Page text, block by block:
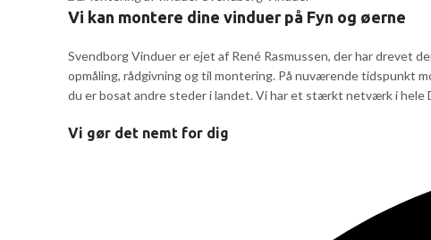
Vi kan montere dine vinduer på Fyn og øerne
Svendborg Vinduer er ejet af René Rasmussen, der har drevet
opmåling, rådgivning og til montering. På nuværende tidspunkt
du er bosat andre steder i landet. Vi har et stærkt netværk i hele
Vi gør det nemt for dig